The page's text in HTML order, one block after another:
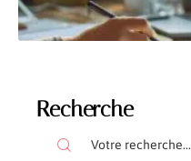
Recherche